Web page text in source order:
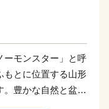
ーモンスター」と呼
もとに位置する山形
豊かな自然と盆地